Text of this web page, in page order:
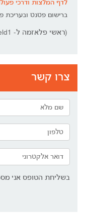
לדף המלצות ודרכי
ברישום פטנט ובעריכת
(ראשי פלאזמה ל- BioWeld1 )
צרו קשר
בשליחת הטופס אני